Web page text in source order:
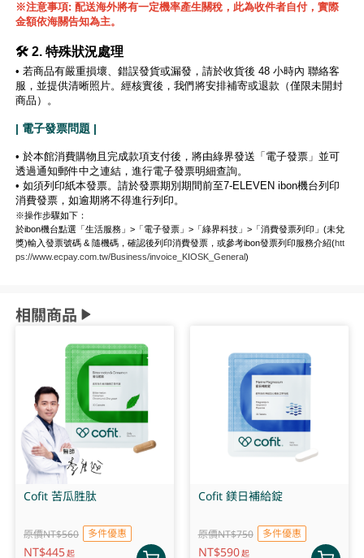
※注意事項: 配送海外將有一定機率產生關稅，此為收件者自付，實際
金額依海關告知為主。
🛠️ 2. 特殊狀況處理
• 若商品有嚴重損壞、錯誤發貨或漏發，請於收貨後 48 小時內 聯絡客
服，並提供清晰照片。經核實後，我們將安排補寄或退款（僅限未開封
商品）。
| 電子發票問題 |
• 於本館消費購物且完成款項支付後，將由綠界發送「電子發票」並可
透過通知郵件中之連結，進行電子發票明細查詢。
• 如須列印紙本發票。請於發票期別期間前至7-ELEVEN ibon機台列印
消費發票，如逾期將不得進行列印。
※操作步驟如下：
於ibon機台點選「生活服務」>「電子發票」>「綠界科技」>「消費發票列印」(未兌
獎)輸入發票號碼 & 隨機碼，確認後列印消費發票，或參考ibon發票列印服務介紹(htt
ps://www.ecpay.com.tw/Business/invoice_KIOSK_General)
相關商品
Cofit 苦瓜胜肽
原價NT$560 多件優惠
NT$445起
Cofit 鎂日補給錠
原價NT$750 多件優惠
NT$590起